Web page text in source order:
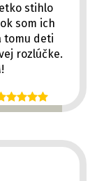
stihlo
som ich
tomu deti
rozlúčke.